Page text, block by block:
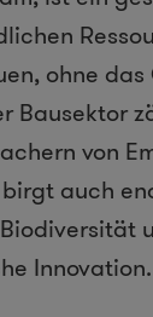
ohne
Bausektor
von
auch
Innovation.